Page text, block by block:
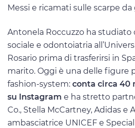
Messi e ricamati sulle scarpe da
Antonela Roccuzzo ha studiato
sociale e odontoiatria
Rosario prima di trasferirsi in
marito. Oggi è una delle figure
fashion-system: conta circa 40
su Instagram e ha stretto
Co., Stella McCartney, Adidas e
ambasciatrice UNICEF e